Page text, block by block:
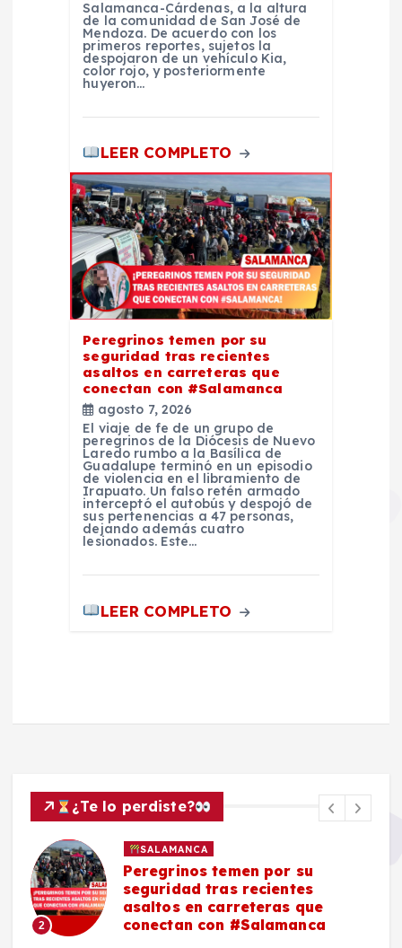
Salamanca-Cárdenas, a la altura
de la comunidad de San José de
Mendoza. De acuerdo con los
primeros reportes, sujetos la
despojaron de un vehículo Kia,
color rojo, y posteriormente
huyeron…
LEER COMPLETO
Peregrinos temen por su
seguridad tras recientes
asaltos en carreteras que
conectan con #Salamanca
agosto 7, 2026
El viaje de fe de un grupo de
peregrinos de la Diócesis de Nuevo
Laredo rumbo a la Basílica de
Guadalupe terminó en un episodio
de violencia en el libramiento de
Irapuato. Un falso retén armado
interceptó el autobús y despojó de
sus pertenencias a 47 personas,
dejando además cuatro
lesionados. Este…
LEER COMPLETO
¿Te lo perdiste?
2
SALAMANCA
Peregrinos temen por su
seguridad tras recientes
asaltos en carreteras que
conectan con #Salamanca